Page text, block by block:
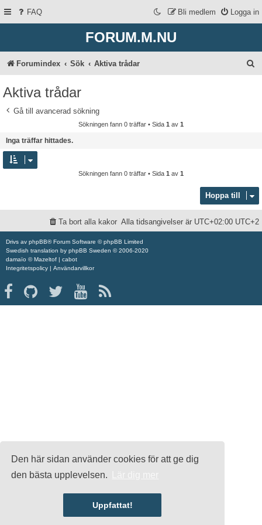
Den här sidan använder cookies för att ge dig
den bästa upplevelsen.
Uppfattat!
FAQ Logga in
Bli medlem
FORUM.M.NU
Forumindex Sök Aktiva trådar
Aktiva trådar
Gå till avancerad sökning
Sökningen fann 0 träffar • Sida 1 av 1
Inga träffar hittades.
Sökningen fann 0 träffar • Sida 1 av 1
Hoppa till
Alla tidsangivelser är UTC+02:00 UTC+2
Ta bort alla kakor
Drivs av phpBB® Forum Software © phpBB Limited
Swedish translation by phpBB Sweden © 2006-2020
damaïo © Mazeltof
cabot
Integritetspolicy
Användarvillkor